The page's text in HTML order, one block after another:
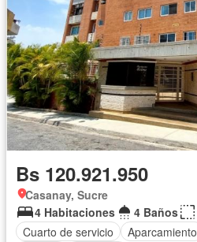
Bs 120.921.950
Casanay, Sucre
4 Habitaciones
4 Baños
Cuarto de servicio
Aparcamiento